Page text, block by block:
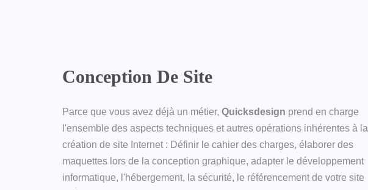
Conception De Site
Parce que vous avez déjà un métier, Quicksdesign prend en charge
l'ensemble des aspects techniques et autres opérations inhérentes à la
création de site Internet : Définir le cahier des charges, élaborer des
maquettes lors de la conception graphique, adapter le développement
informatique, l'hébergement, la sécurité, le référencement de votre site